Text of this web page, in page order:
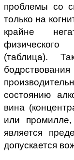
проблемы со
только на
крайне
(таблица).
состоянию
вина
или
является
допускается